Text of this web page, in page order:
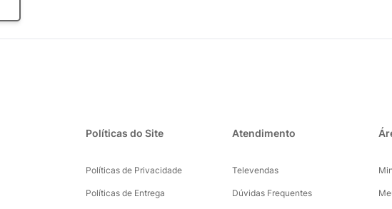
Políticas do Site
Políticas de Privacidade
Políticas de Entrega
Atendimento
Televendas
Dúvidas Frequentes